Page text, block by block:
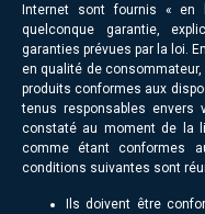
Internet sont fournis « en
quelconque garantie,
garanties prévues par la loi.
en qualité de
produits conformes aux
tenus responsables
constaté au moment de la
comme étant conformes
conditions suivantes sont
Ils doivent être